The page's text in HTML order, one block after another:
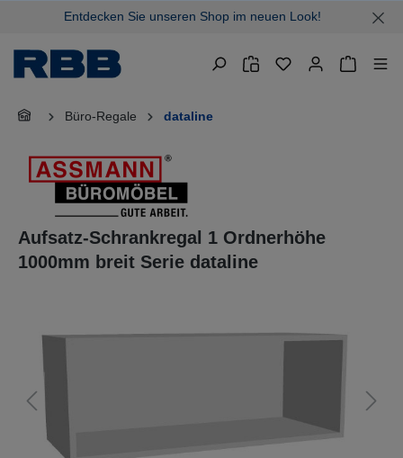
springenEntdecken Sie unseren Shop im neuen Look!
Büro-Regale dataline
Aufsatz-Schrankregal 1 Ordnerhöhe
1000mm breit Serie dataline